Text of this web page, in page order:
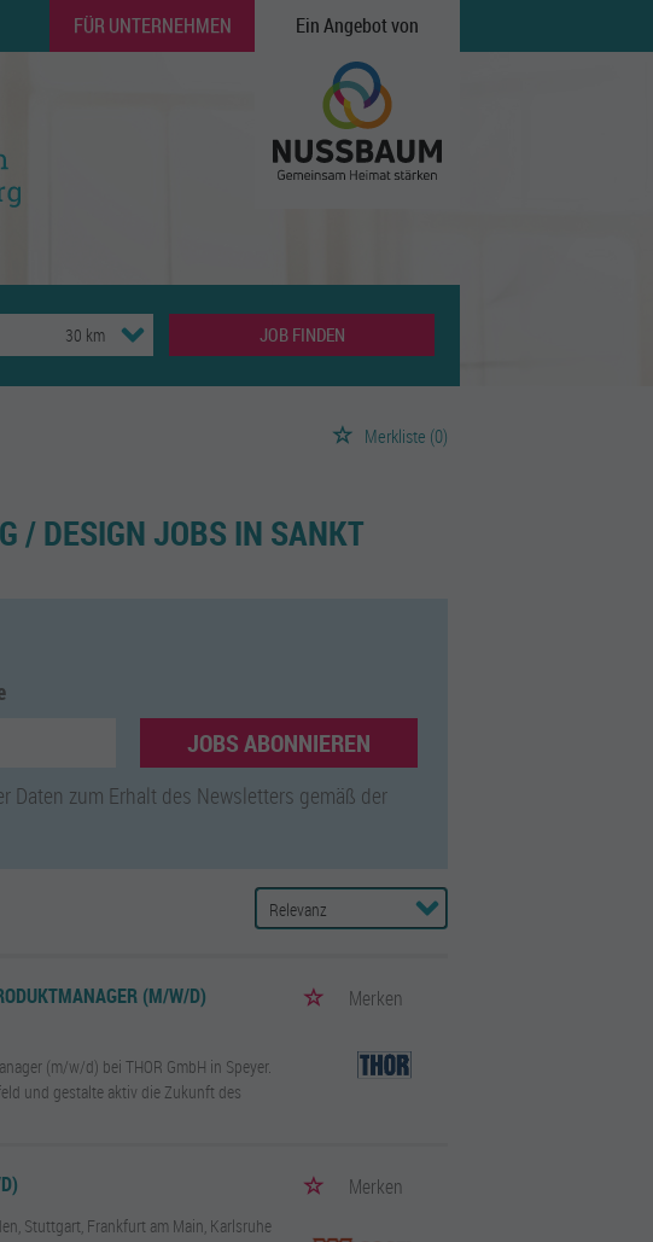
FÜR UNTERNEHMEN Ein Angebot von
JOB FINDEN
Merkliste (0)
/ DESIGN JOBS IN SANKT
JOBS ABONNIEREN
Daten zum Erhalt des Newsletters gemäß der
(M/W/D) Merken
(m/w/d) bei THOR GmbH in Speyer.
und gestalte aktiv die Zukunft des
Merken
Stuttgart, Frankfurt am Main, Karlsruhe